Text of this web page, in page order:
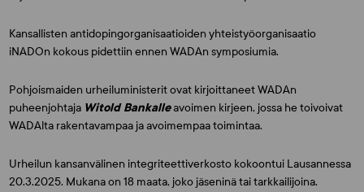
Kansallisten antidopingorganisaatioiden yhteistyöorganisaatio
iNADOn kokous pidettiin ennen WADAn symposiumia.
Pohjoismaiden urheiluministerit ovat kirjoittaneet WADAn
puheenjohtaja Witold Bankalleavoimen kirjeen, jossa he toivoivat
WADAlta rakentavampaa ja avoimempaa toimintaa.
Urheilun kansanvälinen integriteettiverkosto kokoontui Lausannessa
20.3.2025. Mukana on 18 maata, joko jäseninä tai tarkkailijoina.